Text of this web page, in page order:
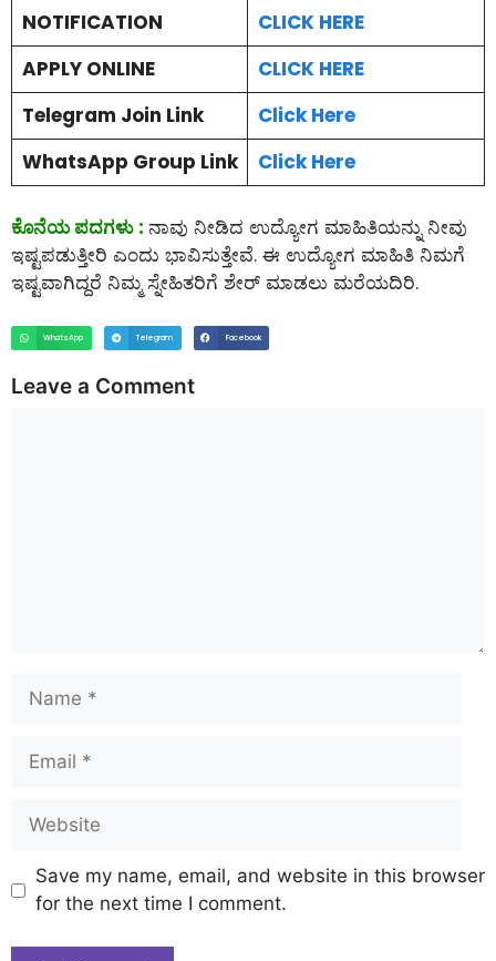
NOTIFICATION
CLICK HERE
APPLY ONLINE
CLICK HERE
Telegram Join Link
Click Here
WhatsApp Group Link
Click Here
ಕೊನೆಯ ಪದಗಳು : ನಾವು ನೀಡಿದ ಉದ್ಯೋಗ ಮಾಹಿತಿಯನ್ನು ನೀವು
ಇಷ್ಟಪಡುತ್ತೀರಿ ಎಂದು ಭಾವಿಸುತ್ತೇವೆ. ಈ ಉದ್ಯೋಗ ಮಾಹಿತಿ ನಿಮಗೆ
ಇಷ್ಟವಾಗಿದ್ದರೆ ನಿಮ್ಮ ಸ್ನೇಹಿತರಿಗೆ ಶೇರ್ ಮಾಡಲು ಮರೆಯದಿರಿ.
WhatsApp Telegram Facebook
Leave a Comment
Save my name, email, and website in this browser
for the next time I comment.